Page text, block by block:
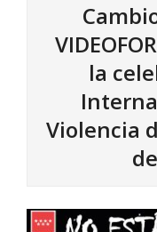
la
Violencia